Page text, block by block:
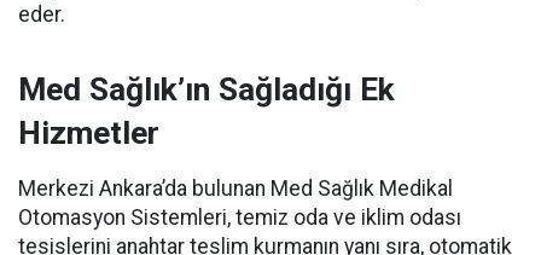
eder.
Med Sağlık’ın Sağladığı Ek
Hizmetler
Merkezi Ankara’da bulunan Med Sağlık Medikal
Otomasyon Sistemleri, temiz oda ve iklim odası
tesislerini anahtar teslim kurmanın yanı sıra, otomatik